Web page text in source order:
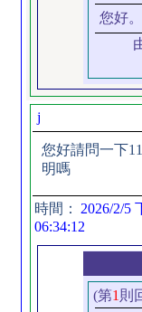
您好
j
您好請問一下
明嗎
時間：
2026/2/5
06:34:12
(第1 則